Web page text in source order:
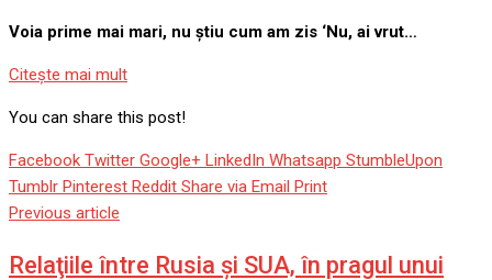
Voia prime mai mari, nu știu cum am zis ‘Nu, ai vrut…
Citeşte mai mult
You can share this post!
Facebook Twitter Google+ LinkedIn Whatsapp StumbleUpon
Tumblr Pinterest Reddit Share via Email Print
Previous article
Relaţiile între Rusia şi SUA, în pragul unui